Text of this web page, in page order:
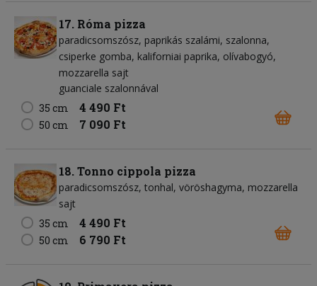
17. Róma pizza
paradicsomszósz paprikás szalámi szalonna
csiperke gomba kaliforniai paprika olívabogyó
mozzarella sajt
guanciale szalonnával
35 cm
4 490 Ft
50 cm 7 090 Ft
18. Tonno cippola pizza
paradicsomszósz tonhal vöröshagyma mozzarella
sajt
35 cm
4 490 Ft
50 cm 6 790 Ft